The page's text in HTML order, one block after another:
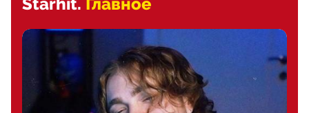
Starhit. Главное